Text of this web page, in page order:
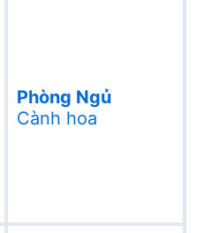
Phòng Ngủ
Cành hoa